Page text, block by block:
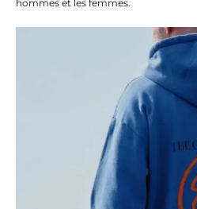
hommes et les femmes.